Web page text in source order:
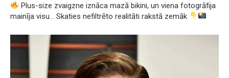
Plus-size zvaigzne iznāca mazā bikini, un viena fotogrāfija
mainīja visu… Skaties nefiltrēto realitāti rakstā zemāk